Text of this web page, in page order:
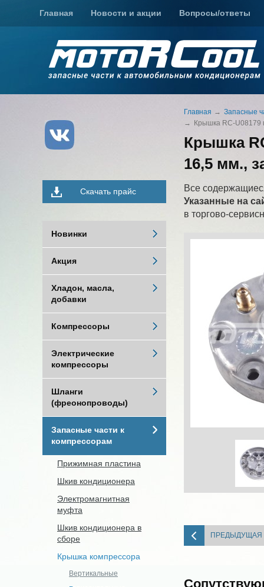
Главная Новости и акции Вопросы/ответы
Главная
Запасные
Крышка RC-U08179
Крышка
16,5 мм.,
Все
Указанные на
в торгово-
ПРЕДЫДУЩАЯ
Скачать прайс
Новинки
Акция
Хладон, масла,
добавки
Компрессоры
Электрические
компрессоры
Шланги
(фреонопроводы)
Запасные части к
компрессорам
Прижимная пластина
Шкив кондиционера
Электромагнитная
муфта
Шкив кондиционера в
сборе
Крышка компрессора
Вертикальные